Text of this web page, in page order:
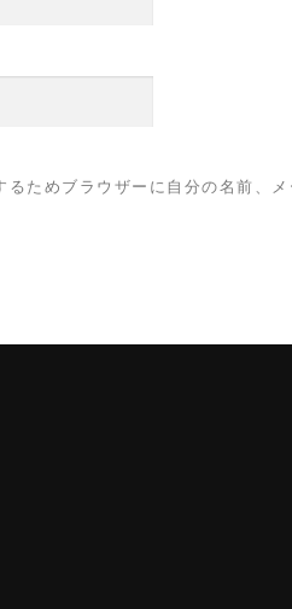
るためブラウザーに自分の名前、